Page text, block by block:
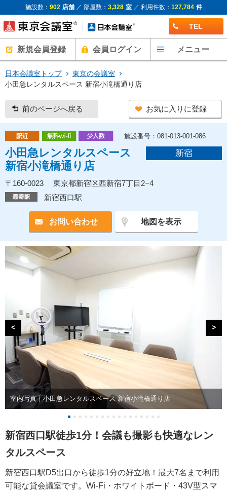
施設数： 902 店舗／ 部屋数： 3,328 室／ 利用件数： 127,784 件
TEL
新規会員登録 会員ログイン メニュー
日本会議室トップ
東京の会議室
小田急レンタルスペース 新宿小滝橋通り店
前のページへ戻る お気に入りに登録
施設番号：081-013-001-086
小田急レンタルスペース
新宿小滝橋通り店
新宿
〒160-0023 東京都新宿区西新宿7丁目2−4
新宿西口駅
お問い合わせ 地図を表示
室内写真｜小田急レンタルスペース 新宿小滝橋通り店
< >
新宿西口駅徒歩1分！会議も撮影も快適なレン
タルスペース
新宿西口駅D5出口から徒歩1分の好立地！最大7名まで利用
可能な貸会議室です。Wi-Fi・ホワイトボード・43V型スマ